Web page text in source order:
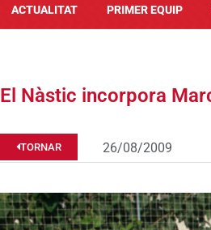
ACTUALITAT PRIMER EQUIP
El Nàstic incorpora
TORNAR 26/08/2009